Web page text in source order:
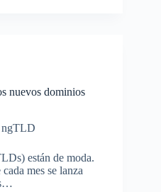
nuevos dominios
ngTLD
están de moda.
mes se lanza